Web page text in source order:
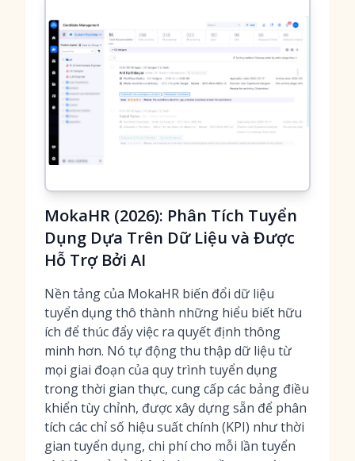
MokaHR (2026): Phân Tích Tuyển
Dụng Dựa Trên Dữ Liệu và Được
Hỗ Trợ Bởi AI
Nền tảng của MokaHR biến đổi dữ liệu
tuyển dụng thô thành những hiểu biết hữu
ích để thúc đẩy việc ra quyết định thông
minh hơn. Nó tự động thu thập dữ liệu từ
mọi giai đoạn của quy trình tuyển dụng
trong thời gian thực, cung cấp các bảng điều
khiển tùy chỉnh, được xây dựng sẵn để phân
tích các chỉ số hiệu suất chính (KPI) như thời
gian tuyển dụng, chi phí cho mỗi lần tuyển